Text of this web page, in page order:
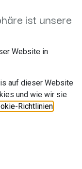
ist unsere
Website in
auf dieser Website
und wie wir sie
Richtlinien